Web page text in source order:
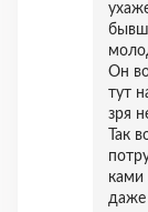
Он
тут
зря
Так
ками
даже